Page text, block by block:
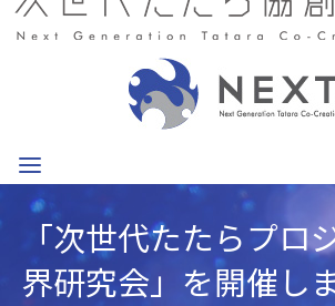
「次世代たたらプロ
界研究会」を開催し